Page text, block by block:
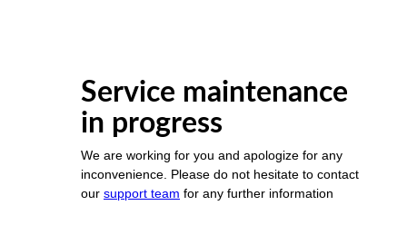
Service maintenance
in progress
We are working for you and apologize for any
inconvenience. Please do not hesitate to contact
our support team for any further information